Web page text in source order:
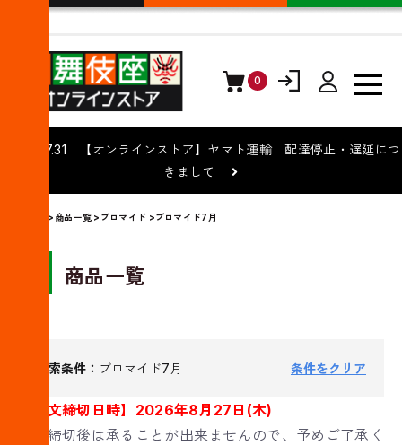
0
ログイン
2026.07.31 【オンラインストア】ヤマト運輸 配達停止・遅延につ
きまして
> 商品一覧 > ブロマイド >ブロマイド7月
商品一覧
検索条件： ブロマイド7月 条件をクリア
【注文締切日時】2026年8月27日(木)
注文締切後は承ることが出来ませんので、予めご了承く